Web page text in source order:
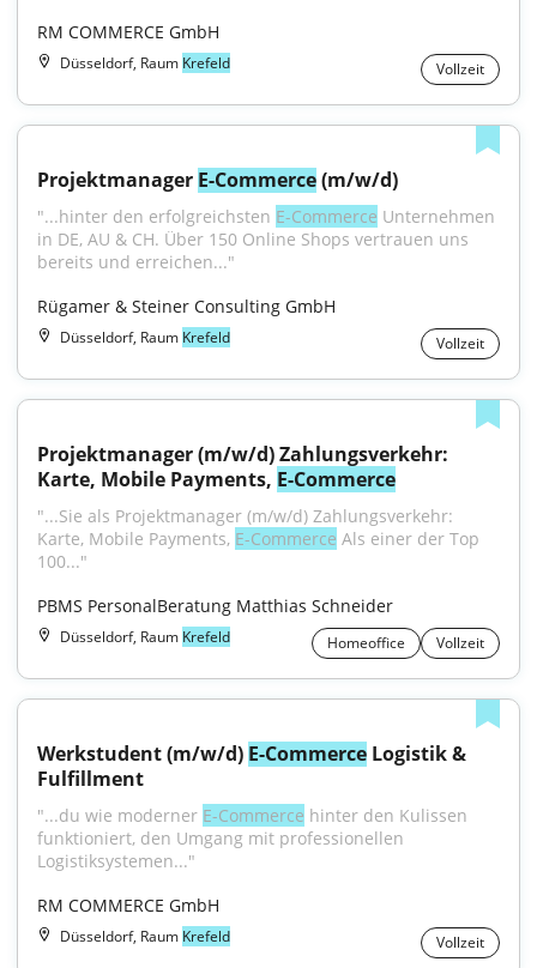
RM COMMERCE GmbH
Düsseldorf, Raum Krefeld Vollzeit
Projektmanager E-Commerce (m/w/d)
"...hinter den erfolgreichsten E-Commerce Unternehmen
in DE, AU & CH. Über 150 Online Shops vertrauen uns
bereits und erreichen..."
Rügamer & Steiner Consulting GmbH
Düsseldorf, Raum Krefeld Vollzeit
Projektmanager (m/w/d) Zahlungsverkehr:
Karte, Mobile Payments, E-Commerce
"...Sie als Projektmanager (m/w/d) Zahlungsverkehr:
Karte, Mobile Payments, E-Commerce Als einer der Top
100..."
PBMS PersonalBeratung Matthias Schneider
Düsseldorf, Raum Krefeld Homeoffice Vollzeit
Werkstudent (m/w/d) E-Commerce Logistik &
Fulfillment
"...du wie moderner E-Commerce hinter den Kulissen
funktioniert, den Umgang mit professionellen
Logistiksystemen..."
RM COMMERCE GmbH
Düsseldorf, Raum Krefeld Vollzeit